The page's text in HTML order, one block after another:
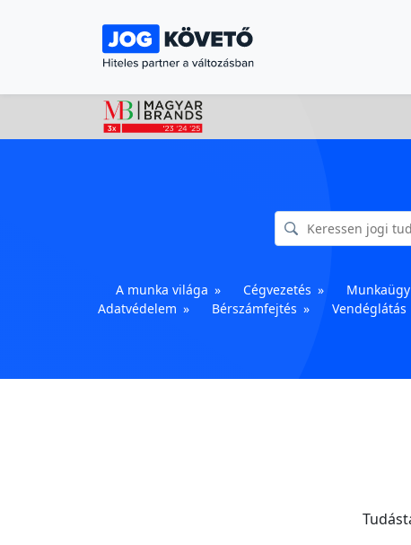
A munka világa Cégvezetés Munkaügy
Adatvédelem
Bérszámfejtés Vendéglátás